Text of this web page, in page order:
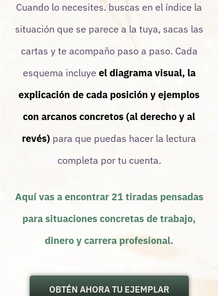
Cuando lo necesites. buscas en el índice la
situación que se parece a la tuya, sacas las
cartas y te acompaño paso a paso. Cada
esquema incluye el diagrama visual, la
explicación de cada posición y ejemplos
con arcanos concretos (al derecho y al
revés) para que puedas hacer la lectura
completa por tu cuenta.
Aquí vas a encontrar 21 tiradas pensadas
para situaciones concretas de trabajo,
dinero y carrera profesional.
OBTÉN AHORA TU EJEMPLAR